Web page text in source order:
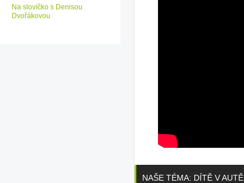
Na slovíčko s Denisou
Dvořákovou
NAŠE TÉMA: DÍTĚ V AUTĚ